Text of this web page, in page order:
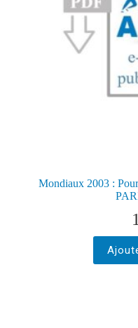
Mondiaux 2003 :